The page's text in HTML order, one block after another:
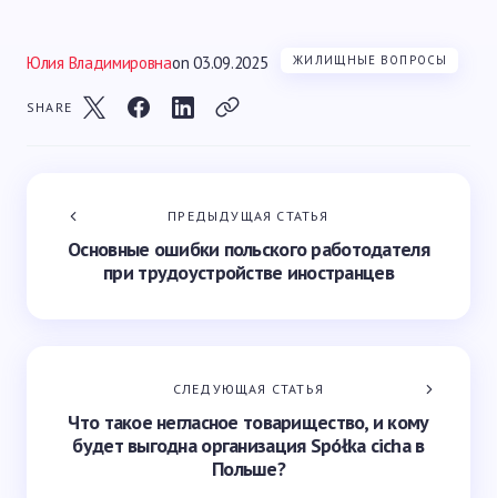
Юлия Владимировнаon 03.09.2025 ЖИЛИЩНЫЕ ВОПРОСЫ
SHARE
ПРЕДЫДУЩАЯ СТАТЬЯ
Основные ошибки польского работодателя
при трудоустройстве иностранцев
СЛЕДУЮЩАЯ СТАТЬЯ
Что такое негласное товарищество, и кому
будет выгодна организация Spółka cicha в
Польше?